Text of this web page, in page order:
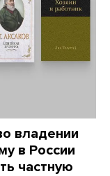
владении
в России
частную